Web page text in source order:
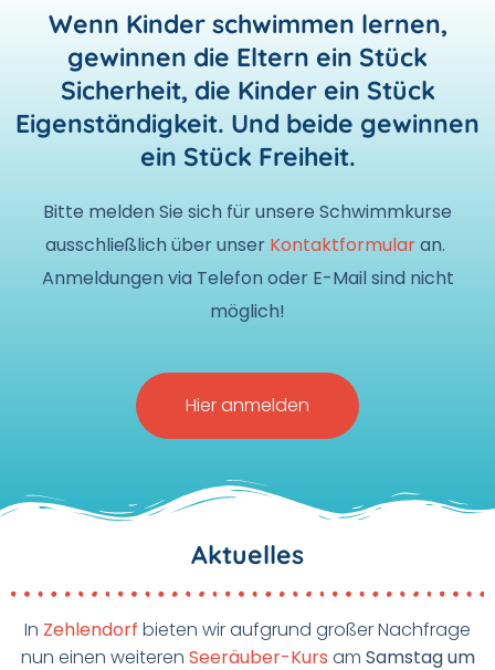
Wenn Kinder schwimmen lernen,
gewinnen die Eltern ein Stück
Sicherheit, die Kinder ein Stück
Eigenständigkeit. Und beide gewinnen
ein Stück Freiheit.​
Bitte melden Sie sich für unsere Schwimmkurse
ausschließlich über unser Kontaktformularan.
Anmeldungen via Telefon oder E-Mail sind nicht
möglich!
Hier anmelden
Aktuelles
In Zehlendorf bieten wir aufgrund großer Nachfrage
nun einen weiteren Seeräuber-Kurs am Samstag um